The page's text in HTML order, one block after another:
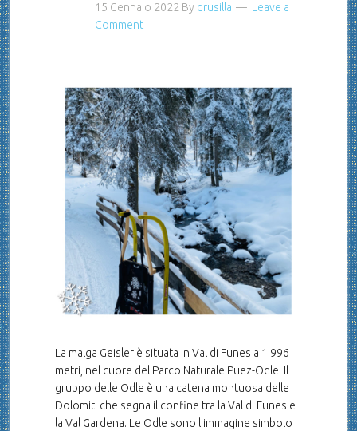
15 Gennaio 2022 By drusilla
Leave a
Comment
La malga Geisler è situata in Val di Funes a 1.996
metri, nel cuore del Parco Naturale Puez-Odle. Il
gruppo delle Odle è una catena montuosa delle
Dolomiti che segna il confine tra la Val di Funes e
la Val Gardena. Le Odle sono l'immagine simbolo